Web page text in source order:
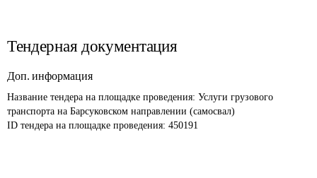
Тендерная документация
Доп. информация
Название тендера на площадке проведения: Услуги грузового
транспорта на Барсуковском направлении (самосвал)
ID тендера на площадке проведения: 450191